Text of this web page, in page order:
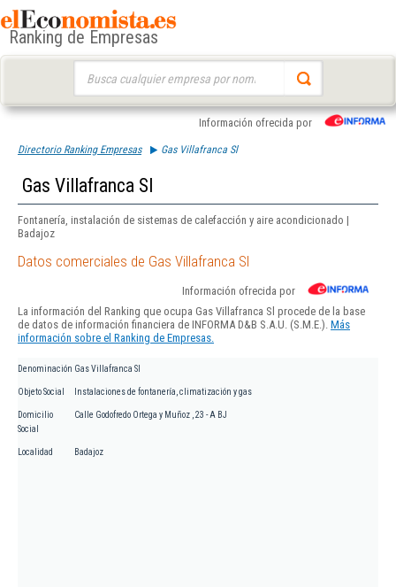
Ranking de Empresas
Información ofrecida por
Directorio Ranking Empresas Gas Villafranca Sl
Gas Villafranca Sl
Fontanería, instalación de sistemas de calefacción y aire acondicionado |
Badajoz
Datos comerciales de Gas Villafranca Sl
Información ofrecida por
La información del Ranking que ocupa Gas Villafranca Sl procede de la base
de datos de información financiera de INFORMA D&B S.A.U. (S.M.E.). Más
información sobre el Ranking de Empresas.
Denominación Gas Villafranca Sl
Objeto Social Instalaciones de fontanería, climatización y gas
Domicilio
Social
Calle Godofredo Ortega y Muñoz , 23 - A BJ
Localidad Badajoz